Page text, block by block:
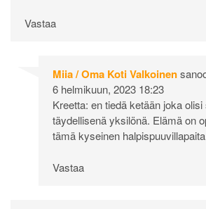
Vastaa
Miia / Oma Koti Valkoinen
6 helmikuun, 2023 18:23
Kreetta: en tiedä ketään joka
täydellisenä yksilönä. Elämä on
tämä kyseinen
Vastaa